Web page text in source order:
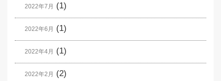
2022年7月 (1)
2022年6月 (1)
2022年4月 (1)
2022年2月 (2)